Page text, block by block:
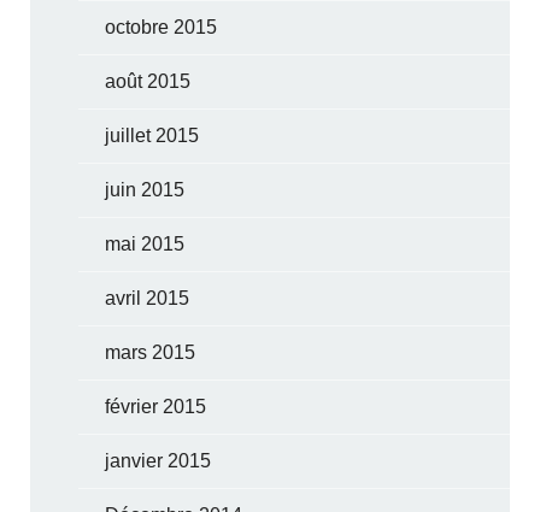
octobre 2015
août 2015
juillet 2015
juin 2015
mai 2015
avril 2015
mars 2015
février 2015
janvier 2015